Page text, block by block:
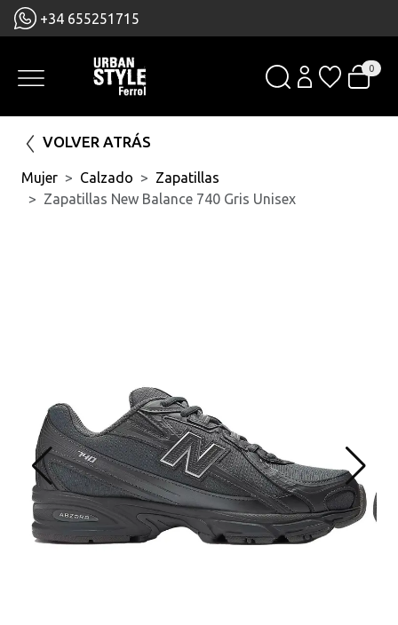
+34 655251715
0
VOLVER ATRÁS
Mujer Calzado
Zapatillas
Zapatillas New Balance 740 Gris Unisex